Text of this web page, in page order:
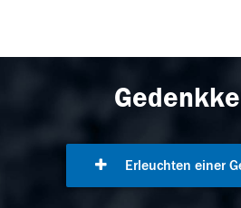
Erleuchten einer